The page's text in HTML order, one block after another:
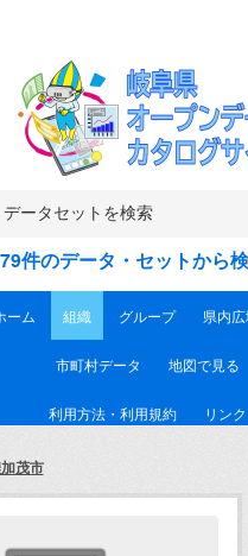
件のデータ・セットから
ーム 組織 グループ 県内
市町村データ 地図で見る
利用方法・利用規約 リンク
茂市